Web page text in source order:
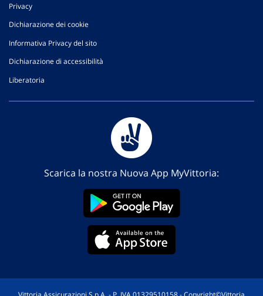
Privacy
Dichiarazione dei cookie
Informativa Privacy del sito
Dichiarazione di accessibilità
Liberatoria
Scarica la nostra Nuova App MyVittoria:
Vittoria Assicurazioni S.p.A. - P. IVA 01329510158 - Copyright©Vittoria